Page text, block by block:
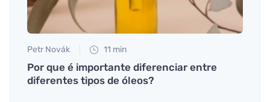
Petr Novák 11 min
Por que é importante diferenciar entre
diferentes tipos de óleos?